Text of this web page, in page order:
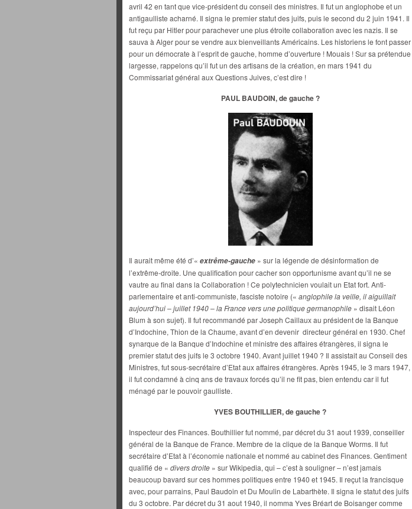
avril 42 en tant que vice-président du conseil des ministres. Il fut un anglophobe et un
antigaulliste acharné. Il signa le premier statut des juifs, puis le second du 2 juin 1941. Il
fut reçu par Hitler pour parachever une plus étroite collaboration avec les nazis. Il se
sauva à Alger pour se vendre aux bienveillants Américains. Les historiens le font passer
pour un démocrate à l’esprit de gauche, homme d’ouverture ! Mouais ! Sur sa prétendue
largesse, rappelons qu’il fut un des artisans de la création, en mars 1941 du
Commissariat général aux Questions Juives, c’est dire !
PAUL BAUDOIN, de gauche ?
Il aurait même été d’« extrême-gauche » sur la légende de désinformation de
l’extrême-droite. Une qualification pour cacher son opportunisme avant qu’il ne se
vautre au final dans la Collaboration ! Ce polytechnicien voulait un Etat fort. Anti-
parlementaire et anti-communiste, fasciste notoire (« anglophile la veille, il aiguillait
aujourd’hui – juillet 1940 – la France vers une politique germanophile » disait Léon
Blum à son sujet). Il fut recommandé par Joseph Caillaux au président de la Banque
d’Indochine, Thion de la Chaume, avant d’en devenir directeur général en 1930. Chef
synarque de la Banque d’Indochine et ministre des affaires étrangères, il signa le
premier statut des juifs le 3 octobre 1940. Avant juillet 1940 ? Il assistait au Conseil des
Ministres, fut sous-secrétaire d’Etat aux affaires étrangères. Après 1945, le 3 mars 1947,
il fut condamné à cinq ans de travaux forcés qu’il ne fit pas, bien entendu car il fut
ménagé par le pouvoir gaulliste.
YVES BOUTHILLIER, de gauche ?
Inspecteur des Finances. Bouthillier fut nommé, par décret du 31 aout 1939, conseiller
général de la Banque de France. Membre de la clique de la Banque Worms. Il fut
secrétaire d’Etat à l’économie nationale et nommé au cabinet des Finances. Gentiment
qualifié de « divers droite » sur Wikipedia, qui – c’est à souligner – n’est jamais
beaucoup bavard sur ces hommes politiques entre 1940 et 1945. Il reçut la francisque
avec, pour parrains, Paul Baudoin et Du Moulin de Labarthète. Il signa le statut des juifs
du 3 octobre. Par décret du 31 aout 1940, il nomma Yves Bréart de Boisanger comme